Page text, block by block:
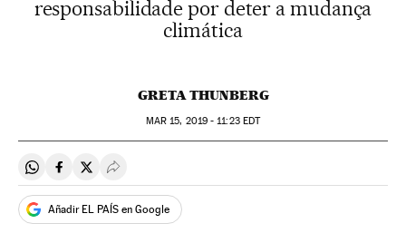
responsabilidade por deter a mudança
climática
GRETA THUNBERG
MAR 15, 2019 - 11:23EDT
Compartir en Whatsapp
Compartir en Facebook
Compartir en Twitter
Desplegar Redes Sociales
Añadir EL PAÍS en Google